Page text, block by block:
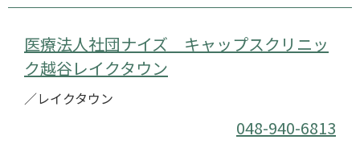
医療法人社団ナイズ キャップスクリニッ
ク越谷レイクタウン
／レイクタウン
048-940-6813